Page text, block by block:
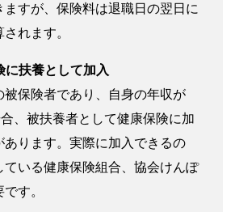
すが、保険料は退職日の翌日に
れます。
に扶養として加入
被保険者であり、自身の年収が
、被扶養者として健康保険に加
あります。実際に加入できるの
ている健康保険組合、協会けんぽ
す。